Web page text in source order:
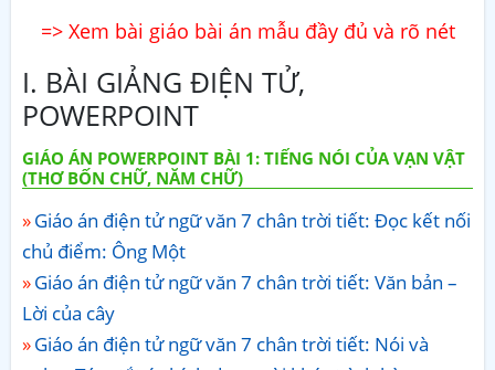
=> Xem bài giáo bài án mẫu đầy đủ và rõ nét
I. BÀI GIẢNG ĐIỆN TỬ,
POWERPOINT
GIÁO ÁN POWERPOINT BÀI 1: TIẾNG NÓI CỦA VẠN VẬT
(THƠ BỐN CHỮ, NĂM CHỮ)
Giáo án điện tử ngữ văn 7 chân trời tiết: Đọc kết nối
chủ điểm: Ông Một
Giáo án điện tử ngữ văn 7 chân trời tiết: Văn bản –
Lời của cây
Giáo án điện tử ngữ văn 7 chân trời tiết: Nói và